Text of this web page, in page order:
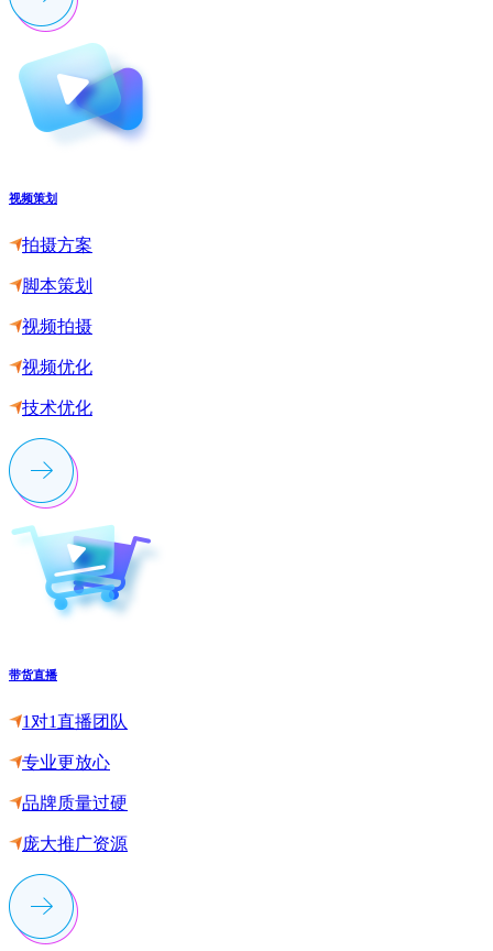
视频策划
拍摄方案
脚本策划
视频拍摄
视频优化
技术优化
带货直播
1对1直播团队
专业更放心
品牌质量过硬
庞大推广资源